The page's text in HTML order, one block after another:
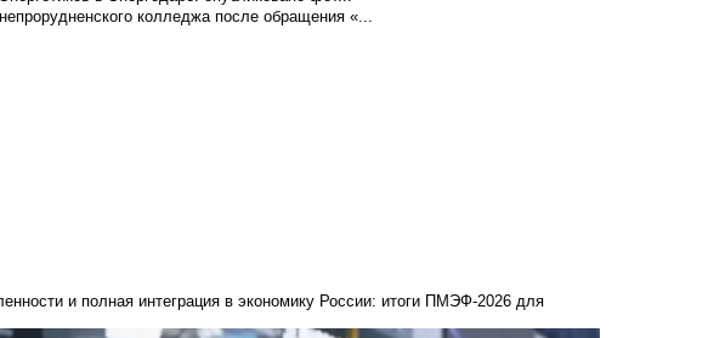
колледжа после обращения «...
и полная интеграция в экономику России: итоги ПМЭФ-2026 для